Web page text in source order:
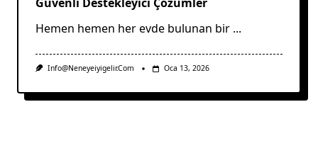
Hemen hemen her evde bulunan bir ...
Info@neneyeiyigelir.com Oca 13, 2026